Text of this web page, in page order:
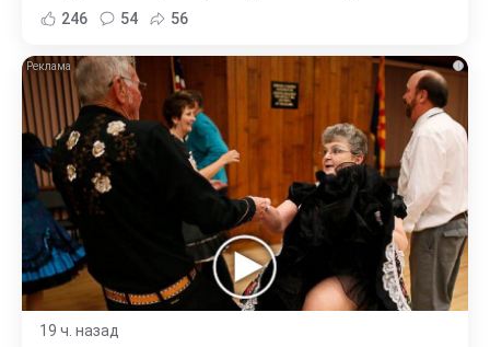
246 54 56
i
19 ч. назад